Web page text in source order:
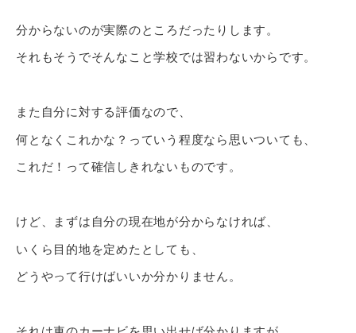
分からないのが実際のところだったりします。
それもそうでそんなこと学校では習わないからです。
また自分に対する評価なので、
何となくこれかな？っていう程度なら思いついても、
これだ！って確信しきれないものです。
けど、まずは自分の現在地が分からなければ、
いくら目的地を定めたとしても、
どうやって行けばいいか分かりません。